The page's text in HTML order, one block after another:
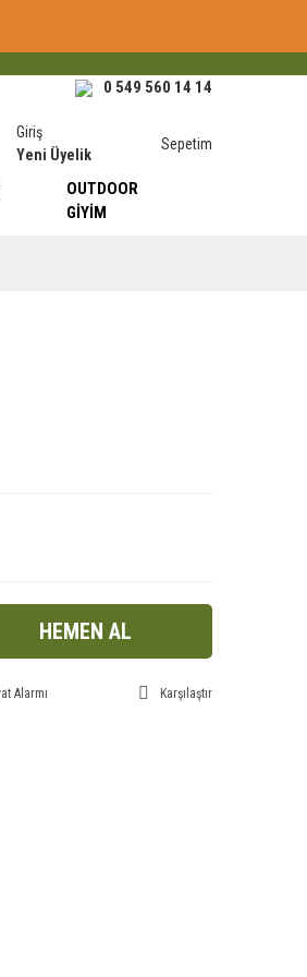
0 549 560 14 14
Giriş
Yeni Üyelik
Sepetim
OUTDOOR
GIYIM
HEMEN AL
Alarmı Karşılaştır